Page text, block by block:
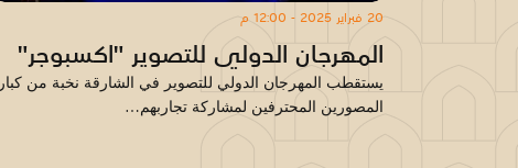
20 فبراير 2025 - 12:00 م
المهرجان الدولي للتصوير "اكسبوجر"
يستقطب المهرجان الدولي للتصوير في الشارقة نخبة من كبار
المصورين المحترفين لمشاركة تجاربهم…